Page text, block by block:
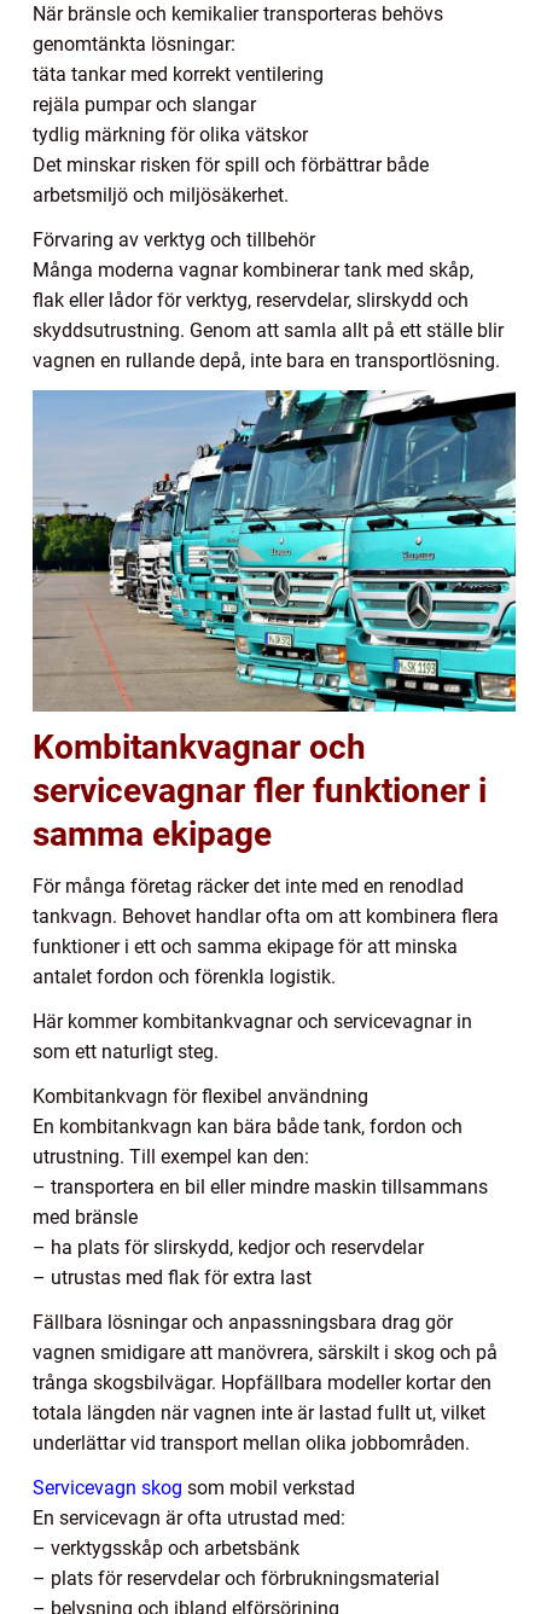
När bränsle och kemikalier transporteras behövs
genomtänkta lösningar:
täta tankar med korrekt ventilering
rejäla pumpar och slangar
tydlig märkning för olika vätskor
Det minskar risken för spill och förbättrar både
arbetsmiljö och miljösäkerhet.
Förvaring av verktyg och tillbehör
Många moderna vagnar kombinerar tank med skåp,
flak eller lådor för verktyg, reservdelar, slirskydd och
skyddsutrustning. Genom att samla allt på ett ställe blir
vagnen en rullande depå, inte bara en transportlösning.
Kombitankvagnar och
servicevagnar fler funktioner i
samma ekipage
För många företag räcker det inte med en renodlad
tankvagn. Behovet handlar ofta om att kombinera flera
funktioner i ett och samma ekipage för att minska
antalet fordon och förenkla logistik.
Här kommer kombitankvagnar och servicevagnar in
som ett naturligt steg.
Kombitankvagn för flexibel användning
En kombitankvagn kan bära både tank, fordon och
utrustning. Till exempel kan den:
– transportera en bil eller mindre maskin tillsammans
med bränsle
– ha plats för slirskydd, kedjor och reservdelar
– utrustas med flak för extra last
Fällbara lösningar och anpassningsbara drag gör
vagnen smidigare att manövrera, särskilt i skog och på
trånga skogsbilvägar. Hopfällbara modeller kortar den
totala längden när vagnen inte är lastad fullt ut, vilket
underlättar vid transport mellan olika jobbområden.
Servicevagn skog som mobil verkstad
En servicevagn är ofta utrustad med:
– verktygsskåp och arbetsbänk
– plats för reservdelar och förbrukningsmaterial
– belysning och ibland elförsörjning